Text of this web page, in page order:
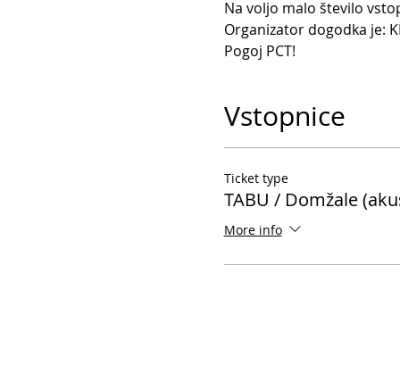
Na voljo malo število
Organizator dogodka je:
Pogoj PCT!
Vstopnice
Ticket type
TABU / Domžale
More info